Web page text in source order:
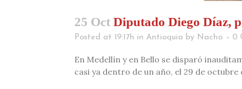
25 Oct Diputado Diego Díaz,
Posted at 19:17h in Antioquia by Nacho 0
En Medellín y en Bello se disparó
casi ya dentro de un año, el 29 de octubre